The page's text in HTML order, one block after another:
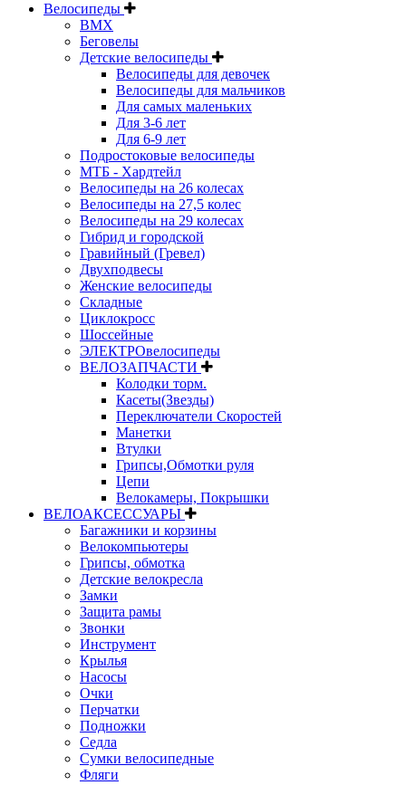
Велосипеды
BMX
Беговелы
Детские велосипеды
Велосипеды для девочек
Велосипеды для мальчиков
Для самых маленьких
Для 3-6 лет
Для 6-9 лет
Подростоковые велосипеды
МТБ - Хардтейл
Велосипеды на 26 колесах
Велосипеды на 27,5 колес
Велосипеды на 29 колесах
Гибрид и городской
Гравийный (Гревел)
Двухподвесы
Женские велосипеды
Складные
Циклокросс
Шоссейные
ЭЛЕКТРОвелосипеды
ВЕЛОЗАПЧАСТИ
Колодки торм.
Касеты(Звезды)
Переключатели Скоростей
Манетки
Втулки
Грипсы,Обмотки руля
Цепи
Велокамеры, Покрышки
ВЕЛОАКСЕССУАРЫ
Багажники и корзины
Велокомпьютеры
Грипсы, обмотка
Детские велокресла
Замки
Защита рамы
Звонки
Инструмент
Крылья
Насосы
Очки
Перчатки
Подножки
Седла
Сумки велосипедные
Фляги